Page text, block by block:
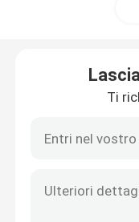
Modulo guida
Ti